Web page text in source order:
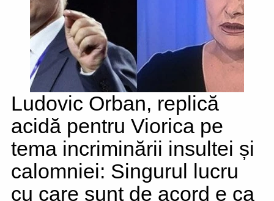
Ludovic Orban, replică
acidă pentru Viorica pe
tema incriminării insultei și
calomniei: Singurul lucru
cu care sunt de acord e ca